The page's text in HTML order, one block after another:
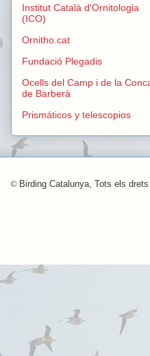
Institut Català d'Ornitologia
(ICO)
Ornitho.cat
Fundació Plegadis
Ocells del Camp i de la
de Barberà
Prismáticos y telescopios
© Birding Catalunya, Tots els